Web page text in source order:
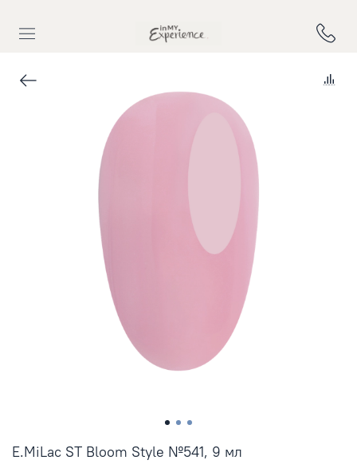
E.MiLac ST Bloom Style №541, 9 мл